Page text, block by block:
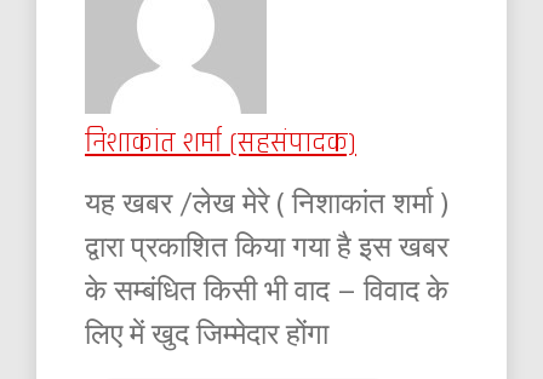
निशाकांत शर्मा (सहसंपादक)
यह खबर /लेख मेरे ( निशाकांत शर्मा )
द्वारा प्रकाशित किया गया है इस खबर
के सम्बंधित किसी भी वाद – विवाद के
लिए में खुद जिम्मेदार होंगा